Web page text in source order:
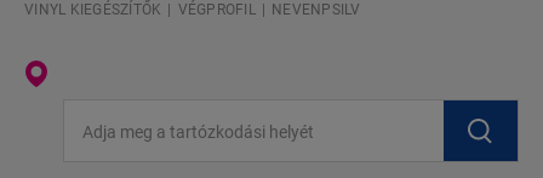
VINYL KIEGÉSZÍTŐK VÉGPROFIL NEVENPSILV